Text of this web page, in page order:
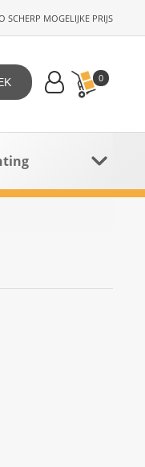
SCHERP MOGELIJKE PRIJS
0